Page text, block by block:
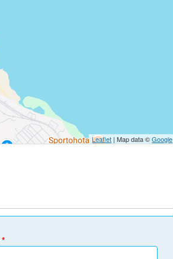
Leaflet | Map data ©Google
*